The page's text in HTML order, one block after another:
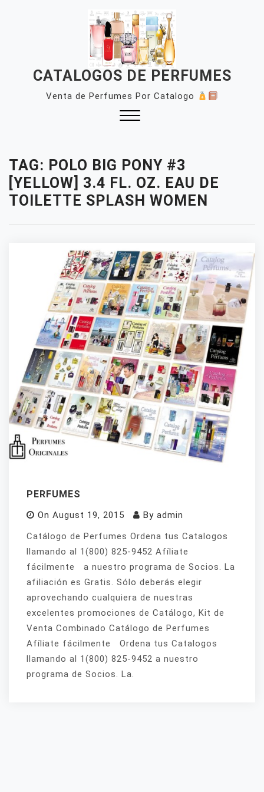
CATALOGOS DE PERFUMES
Venta de Perfumes Por Catalogo
TAG: POLO BIG PONY #3
[YELLOW] 3.4 FL. OZ. EAU DE
TOILETTE SPLASH WOMEN
PERFUMES
On August 19, 2015 By admin
Catálogo de Perfumes Ordena tus Catalogos
llamando al 1(800) 825-9452 Afíliate
fácilmente a nuestro programa de Socios. La
afiliación es Gratis. Sólo deberás elegir
aprovechando cualquiera de nuestras
excelentes promociones de Catálogo, Kit de
Venta Combinado Catálogo de Perfumes
Afíliate fácilmente Ordena tus Catalogos
llamando al 1(800) 825-9452 a nuestro
programa de Socios. La.